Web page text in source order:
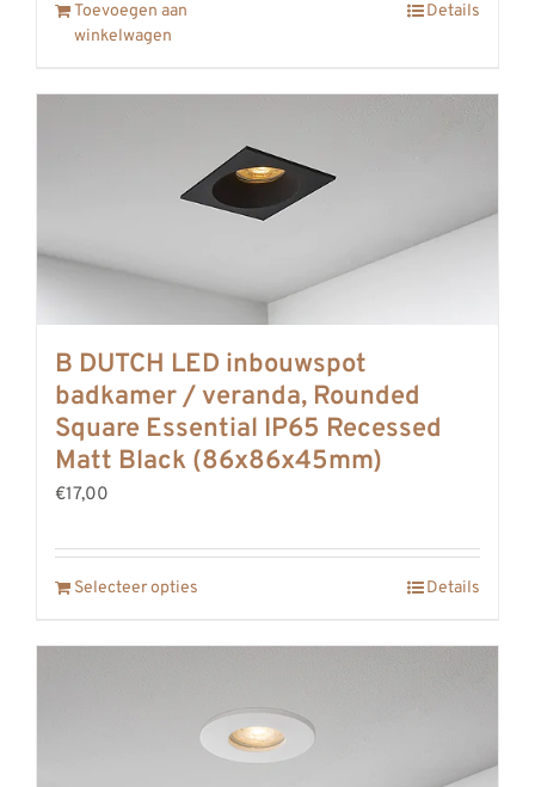
Toevoegen aan
winkelwagen
Details
B DUTCH LED inbouwspot
badkamer / veranda, Rounded
Square Essential IP65 Recessed
Matt Black (86x86x45mm)
€17,00
Selecteer opties Details